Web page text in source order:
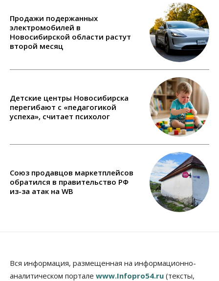
Продажи подержанных
электромобилей в
Новосибирской области растут
второй месяц
Детские центры Новосибирска
перегибают с «педагогикой
успеха», считает психолог
Союз продавцов маркетплейсов
обратился в правительство РФ
из-за атак на WB
Вся информация, размещенная на информационно-
аналитическом портале www.Infopro54.ru (тексты,